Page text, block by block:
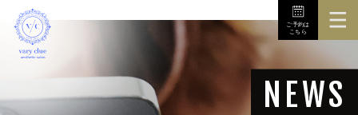
3Dボディスキャナ
ご予約は
こちら